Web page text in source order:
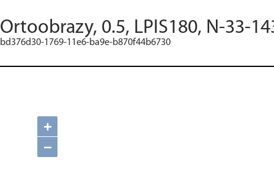
Ortoobrazy, 0.5, LPIS180, N-33-
bd376d30-1769-11e6-ba9e-b870f44b6730
+
−